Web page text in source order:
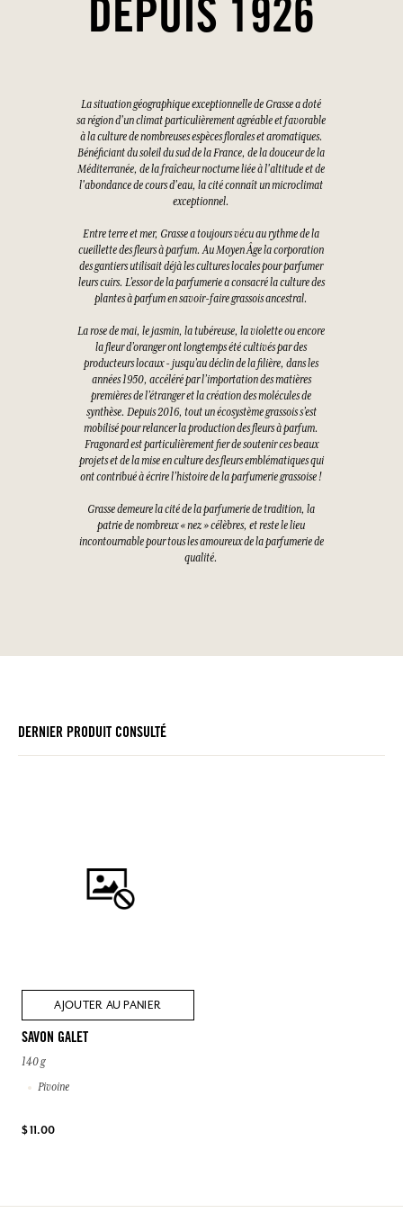
DEPUIS 1926
La situation géographique exceptionnelle de Grasse a doté
sa région d'un climat particulièrement agréable et favorable
à la culture de nombreuses espèces florales et aromatiques.
Bénéficiant du soleil du sud de la France, de la douceur de la
Méditerranée, de la fraîcheur nocturne liée à l'altitude et de
l'abondance de cours d'eau, la cité connaît un microclimat
exceptionnel.
Entre terre et mer, Grasse a toujours vécu au rythme de la
cueillette des fleurs à parfum. Au Moyen Âge la corporation
des gantiers utilisait déjà les cultures locales pour parfumer
leurs cuirs. L’essor de la parfumerie a consacré la culture des
plantes à parfum en savoir-faire grassois ancestral.
La rose de mai, le jasmin, la tubéreuse, la violette ou encore
la fleur d’oranger ont longtemps été cultivés par des
producteurs locaux - jusqu’au déclin de la filière, dans les
années 1950, accéléré par l’importation des matières
premières de l’étranger et la création des molécules de
synthèse. Depuis 2016, tout un écosystème grassois s’est
mobilisé pour relancer la production des fleurs à parfum.
Fragonard est particulièrement fier de soutenir ces beaux
projets et de la mise en culture des fleurs emblématiques qui
ont contribué à écrire l’histoire de la parfumerie grassoise !
Grasse demeure la cité de la parfumerie de tradition, la
patrie de nombreux « nez » célèbres, et reste le lieu
incontournable pour tous les amoureux de la parfumerie de
qualité.
DERNIER PRODUIT CONSULTÉ
AJOUTER AU PANIER
SAVON GALET
140 g
Pivoine
$ 11.00